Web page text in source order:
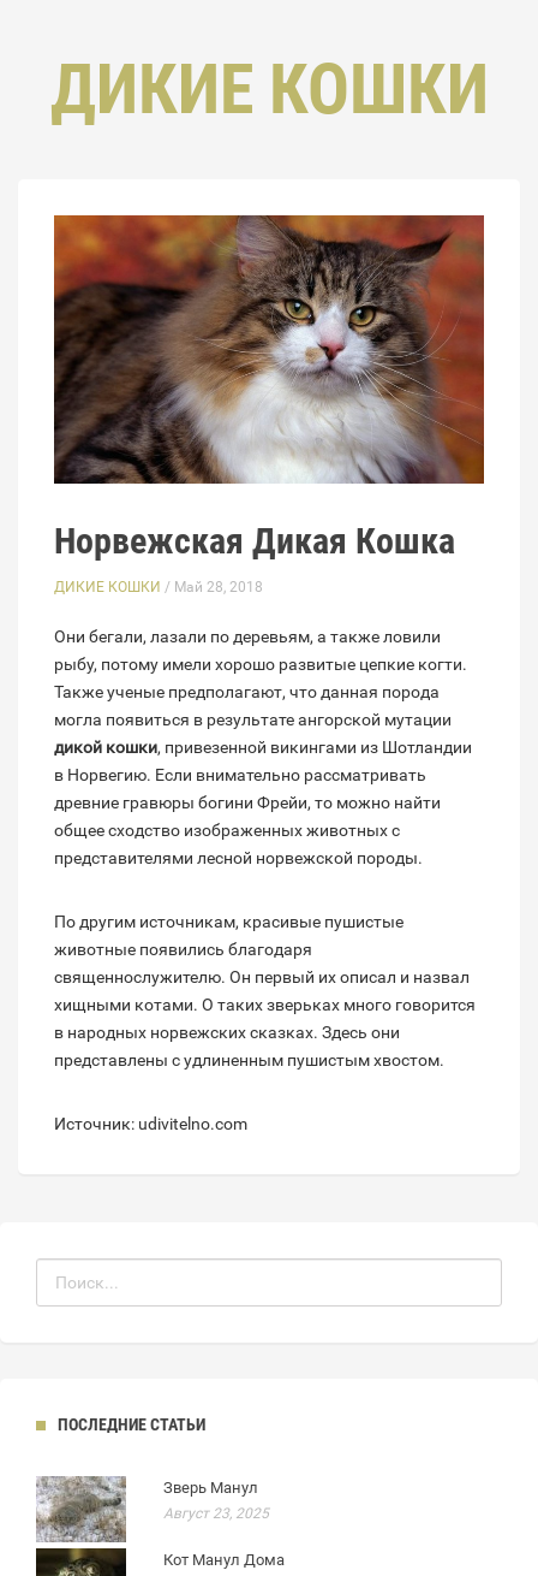
ДИКИЕ КОШКИ
Норвежская Дикая Кошка
ДИКИЕ КОШКИ / Май 28, 2018
Они бегали, лазали по деревьям, а также ловили
рыбу, потому имели хорошо развитые цепкие когти.
Также ученые предполагают, что данная порода
могла появиться в результате ангорской мутации
дикой кошки, привезенной викингами из Шотландии
в Норвегию. Если внимательно рассматривать
древние гравюры богини Фрейи, то можно найти
общее сходство изображенных животных с
представителями лесной норвежской породы.
По другим источникам, красивые пушистые
животные появились благодаря
священнослужителю. Он первый их описал и назвал
хищными котами. О таких зверьках много говорится
в народных норвежских сказках. Здесь они
представлены с удлиненным пушистым хвостом.
Источник: udivitelno.com
ПОСЛЕДНИЕ СТАТЬИ
Зверь Манул
Август 23, 2025
Кот Манул Дома